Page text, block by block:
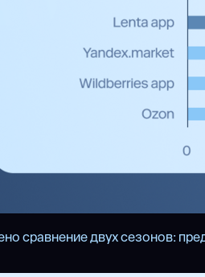
двух сезонов: